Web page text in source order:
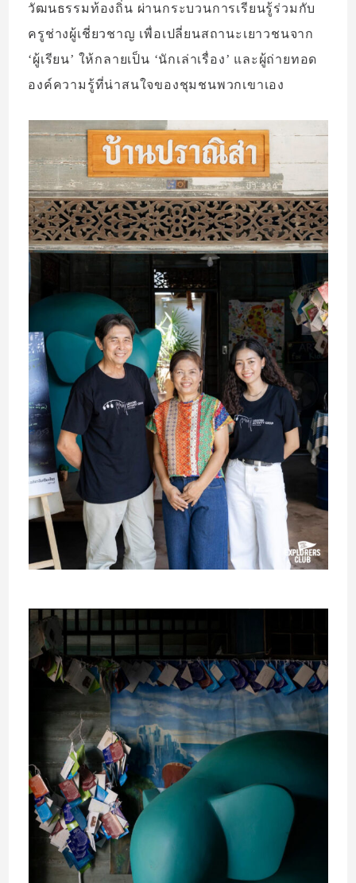
วัฒนธรรมท้องถิ่น ผ่านกระบวนการเรียนรู้ร่วมกับ
ครูช่างผู้เชี่ยวชาญ เพื่อเปลี่ยนสถานะเยาวชนจาก
‘ผู้เรียน’ ให้กลายเป็น ‘นักเล่าเรื่อง’ และผู้ถ่ายทอด
องค์ความรู้ที่น่าสนใจของชุมชนพวกเขาเอง